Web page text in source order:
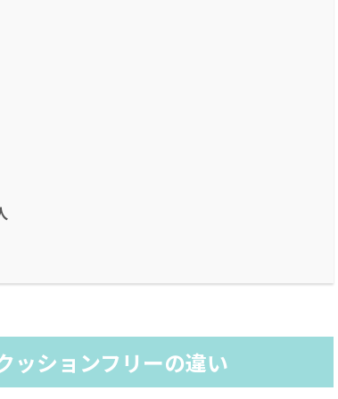
ッションフリーの違い